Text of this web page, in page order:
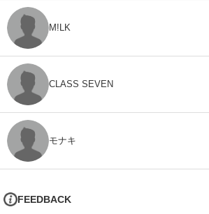
M!LK
CLASS SEVEN
モナキ
FEEDBACK